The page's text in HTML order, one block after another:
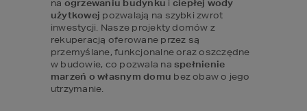
na ogrzewaniu budynku i ciepłej wody
użytkowej pozwalają na szybki zwrot
inwestycji. Nasze projekty domów z
rekuperacją oferowane przez są
przemyślane, funkcjonalne oraz oszczędne
w budowie, co pozwala na spełnienie
marzeń o własnym domu bez obaw o jego
utrzymanie.